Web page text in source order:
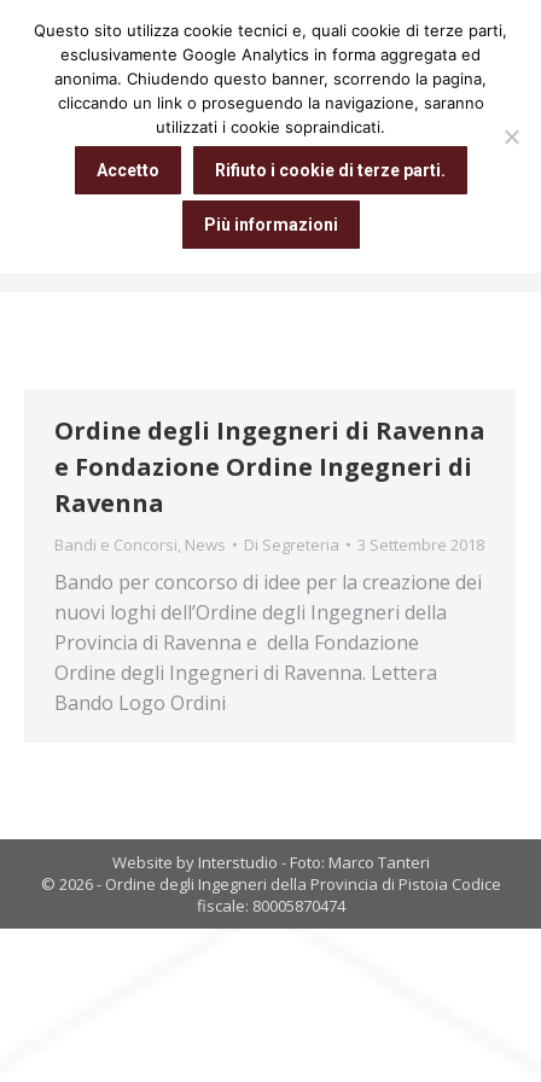
Cerca:
Archivio giornaliero:3 Settembre
2018
Tu sei qui:
Ordine degli Ingegneri di Ravenna
e Fondazione Ordine Ingegneri di
Ravenna
Bandi e Concorsi, News Di Segreteria 3 Settembre 2018
Bando per concorso di idee per la creazione dei
nuovi loghi dell’Ordine degli Ingegneri della
Provincia di Ravenna e della Fondazione
Ordine degli Ingegneri di Ravenna. Lettera
Bando Logo Ordini
Website by Interstudio - Foto: Marco Tanteri
© 2026 - Ordine degli Ingegneri della Provincia di Pistoia Codice
fiscale: 80005870474
Questo sito utilizza cookie tecnici e, quali cookie di terze parti,
esclusivamente Google Analytics in forma aggregata ed
anonima. Chiudendo questo banner, scorrendo la pagina,
cliccando un link o proseguendo la navigazione, saranno
utilizzati i cookie sopraindicati.
Accetto Rifiuto i cookie di terze parti.
Più informazioni